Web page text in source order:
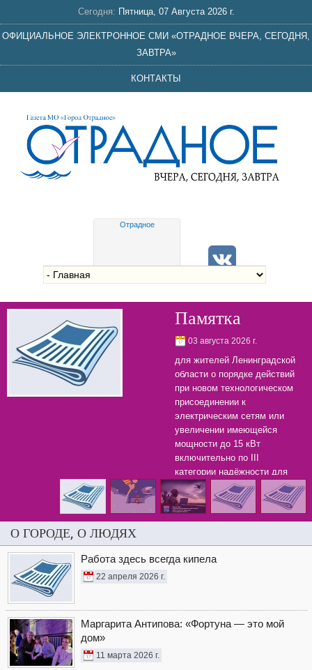
Сегодня: Пятница, 07 Августа 2026 г.
ОФИЦИАЛЬНОЕ ЭЛЕКТРОННОЕ СМИ «ОТРАДНОЕ ВЧЕРА, СЕГОДНЯ,
ЗАВТРА»
КОНТАКТЫ
Отрадное
Памятка
03 августа 2026 г.
для жителей Ленинградской
области о порядке действий
при новом технологическом
присоединении к
электрическим сетям или
увеличении имеющейся
мощности до 15 кВт
включительно по III
категории надёжности для
бытовых нужд.
О ГОРОДЕ, О ЛЮДЯХ
Работа здесь всегда кипела
22 апреля 2026 г.
Маргарита Антипова: «Фортуна — это мой
дом»
11 марта 2026 г.